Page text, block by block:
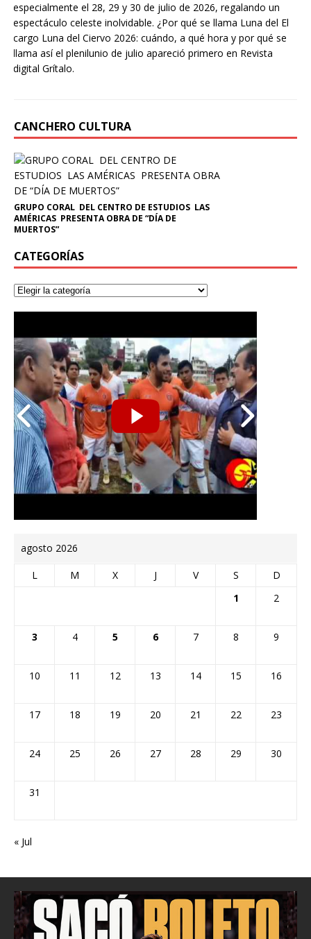
especialmente el 28, 29 y 30 de julio de 2026, regalando un
espectáculo celeste inolvidable. ¿Por qué se llama Luna del El
cargo Luna del Ciervo 2026: cuándo, a qué hora y por qué se
llama así el plenilunio de julio apareció primero en Revista
digital Grítalo.
CANCHERO CULTURA
GRUPO CORAL DEL CENTRO DE ESTUDIOS LAS
AMÉRICAS PRESENTA OBRA DE “DÍA DE
MUERTOS”
CATEGORÍAS
agosto 2026
L M X J V S
D
1
2
3 4 5 6 7 8 9
10 11 12 13 14 15 16
17 18 19 20 21 22 23
24 25 26 27 28 29 30
31
« Jul